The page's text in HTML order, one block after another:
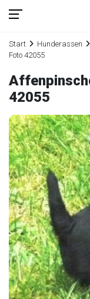
Start Hunderassen
Foto 42055
42055